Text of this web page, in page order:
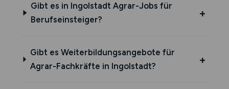
Gibt es in Ingolstadt Agrar-Jobs für
Berufseinsteiger?
Gibt es Weiterbildungsangebote für
Agrar-Fachkräfte in Ingolstadt?